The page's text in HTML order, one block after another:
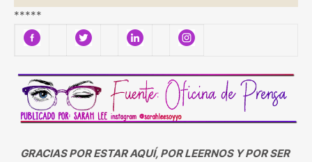
*****
GRACIAS POR ESTAR AQUÍ, POR LEERNOS Y POR SER